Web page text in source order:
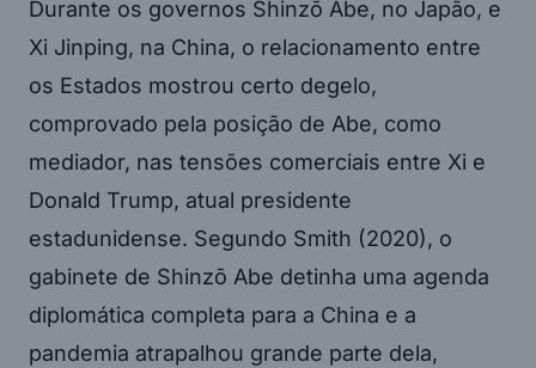
Durante os governos Shinzō Abe, no Japão, e
Xi Jinping, na China, o relacionamento entre
os Estados mostrou certo degelo,
comprovado pela posição de Abe, como
mediador, nas tensões comerciais entre Xi e
Donald Trump, atual presidente
estadunidense. Segundo Smith (2020), o
gabinete de Shinzō Abe detinha uma agenda
diplomática completa para a China e a
pandemia atrapalhou grande parte dela,